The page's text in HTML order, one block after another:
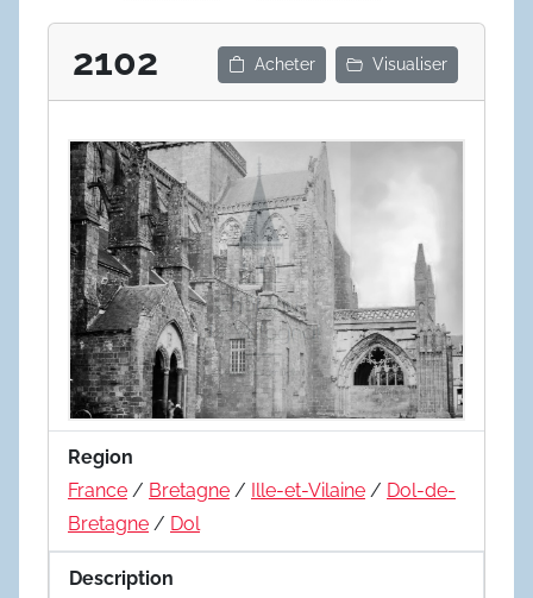
2102 Acheter Visualiser
Region
France / Bretagne / Ille-et-Vilaine / Dol-de-
Bretagne / Dol
Description